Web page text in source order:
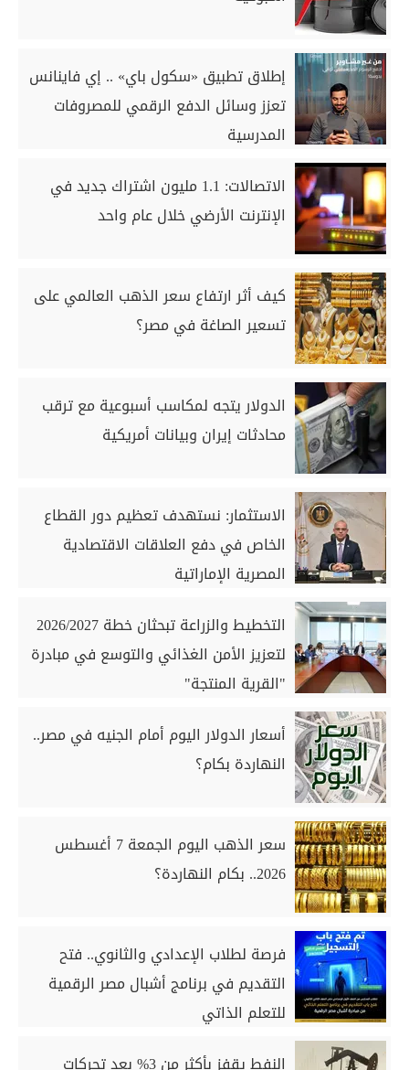
إطلاق تطبيق «سكول باي» .. إي فاينانس
تعزز وسائل الدفع الرقمي للمصروفات
المدرسية
الاتصالات: 1.1 مليون اشتراك جديد في
الإنترنت الأرضي خلال عام واحد
كيف أثر ارتفاع سعر الذهب العالمي على
تسعير الصاغة في مصر؟
الدولار يتجه لمكاسب أسبوعية مع ترقب
محادثات إيران وبيانات أمريكية
الاستثمار: نستهدف تعظيم دور القطاع
الخاص في دفع العلاقات الاقتصادية
المصرية الإماراتية
التخطيط والزراعة تبحثان خطة 2026/2027
لتعزيز الأمن الغذائي والتوسع في مبادرة
"القرية المنتجة"
أسعار الدولار اليوم أمام الجنيه في مصر..
النهاردة بكام؟
سعر الذهب اليوم الجمعة 7 أغسطس
2026.. بكام النهاردة؟
فرصة لطلاب الإعدادي والثانوي.. فتح
التقديم في برنامج أشبال مصر الرقمية
للتعلم الذاتي
النفط يقفز بأكثر من 3% بعد تحركات